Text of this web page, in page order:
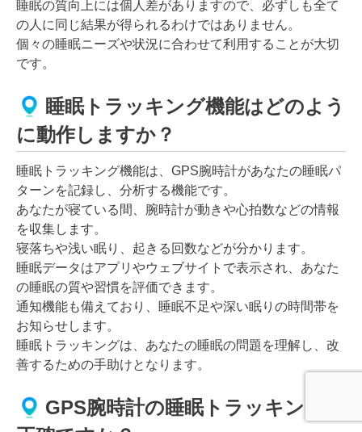
睡眠の質向上には個人差がありますので、必ずしも全て
の人に同じ結果が得られるわけではありません。
個々の睡眠ニーズや状況に合わせて利用することが大切
です。
睡眠トラッキング機能はどのよう
に動作しますか？
睡眠トラッキング機能は、GPS腕時計があなたの睡眠パ
ターンを記録し、分析する機能です。
あなたが寝ている間、腕時計が動きや心拍数などの情報
を収集します。
寝落ちや浅い眠り、起きる回数などが分かります。
睡眠データはアプリやウェブサイトで表示され、あなた
の睡眠の質や習慣を評価できます。
通知機能も備えており、睡眠不足や深い眠りの時間帯を
お知らせします。
睡眠トラッキングは、あなたの睡眠の問題を理解し、改
善するための手助けとなります。
GPS腕時計の睡眠トラッキングは